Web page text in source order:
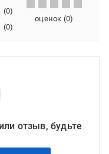
(0)
(0)
оценок (0)
отзыв, будьте